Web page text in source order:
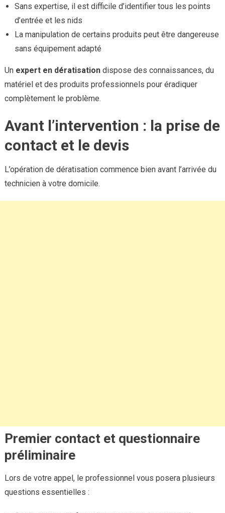
Sans expertise, il est difficile d’identifier tous les points
d’entrée et les nids
La manipulation de certains produits peut être dangereuse
sans équipement adapté
Un expert en dératisationdispose des connaissances, du
matériel et des produits professionnels pour éradiquer
complètement le problème.
Avant l’intervention : la prise de
contact et le devis
L’opération de dératisation commence bien avant l’arrivée du
technicien à votre domicile.
Premier contact et questionnaire
préliminaire
Lors de votre appel, le professionnel vous posera plusieurs
questions essentielles :